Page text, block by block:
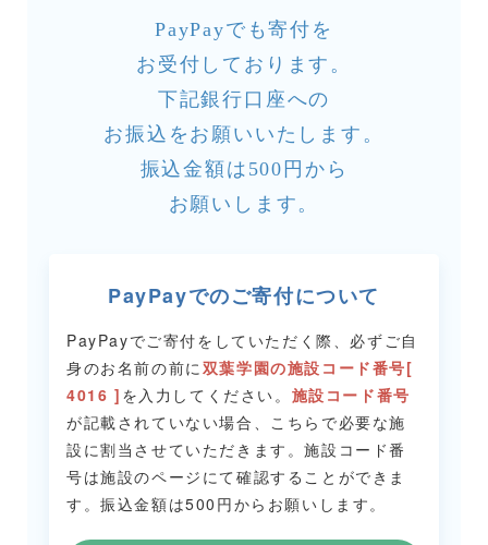
PayPayでも寄付を
お受付しております。
下記銀行口座への
お振込をお願いいたします。
振込金額は500円から
お願いします。
PayPayでのご寄付について
PayPayでご寄付をしていただく際、必ずご自
身のお名前の前に双葉学園の施設コード番号[
4016 ] を入力してください。 施設コード番号
が記載されていない場合、こちらで必要な施
設に割当させていただきます。施設コード番
号は施設のページにて確認することができま
す。振込金額は500円からお願いします。